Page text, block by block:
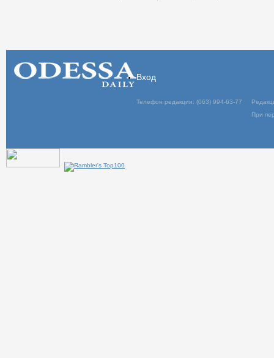
Вход
Телефон редакции: (063) 994-63-77
При